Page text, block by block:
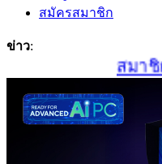
สมัครสมาชิก
ข่าว:
สมาชิก